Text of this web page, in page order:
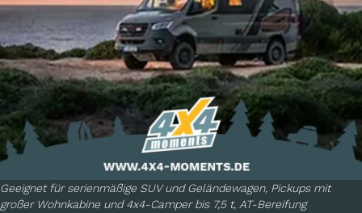
Geeignet für serienmäßige SUV und Geländewagen, Pickups mit
großer Wohnkabine und 4x4-Camper bis 7,5 t, AT-Bereifung